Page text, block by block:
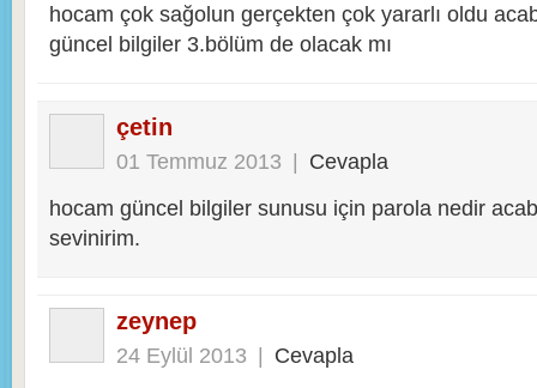
hocam çok sağolun gerçekten çok yararlı oldu
güncel bilgiler 3.bölüm de olacak mı
çetin
01 Temmuz 2013 | Cevapla
hocam güncel bilgiler sunusu için parola nedir
sevinirim.
zeynep
24 Eylül 2013 | Cevapla